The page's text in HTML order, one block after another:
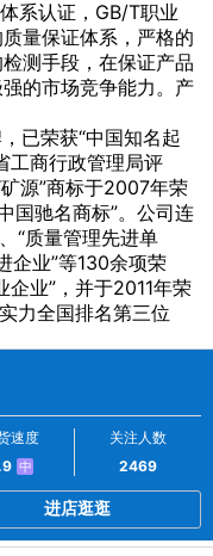
系认证，GB/T职业
量保证体系，严格的
测手段，在保证产品
的市场竞争能力。产
已荣获“中国知名起
工商行政管理局评
矿源”商标于2007年荣
国驰名商标”。公司连
“质量管理先进单
企业”等130余项荣
企业”，并于2011年荣
力全国排名第三位
速度
中
关注人数
2469
进店逛逛